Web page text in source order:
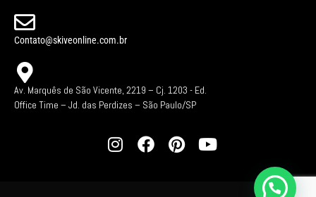
Contato@skiveonline.com.br
Av. Marquês de São Vicente, 2219 – Cj. 1203 - Ed.
Office Time – Jd. das Perdizes – São Paulo/SP